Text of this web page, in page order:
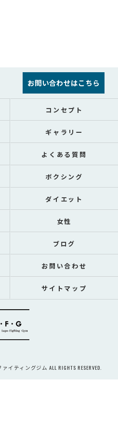
お問い合わせはこちら
コンセプト
ギャラリー
よくある質問
ボクシング
ダイエット
女性
ブログ
お問い合わせ
サイトマップ
ティングジム ALL RIGHTS RESERVED.